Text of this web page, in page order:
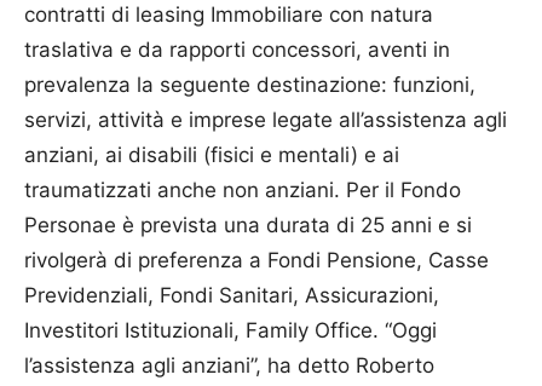
contratti di leasing Immobiliare con natura
traslativa e da rapporti concessori, aventi in
prevalenza la seguente destinazione: funzioni,
servizi, attività e imprese legate all’assistenza agli
anziani, ai disabili (fisici e mentali) e ai
traumatizzati anche non anziani. Per il Fondo
Personae è prevista una durata di 25 anni e si
rivolgerà di preferenza a Fondi Pensione, Casse
Previdenziali, Fondi Sanitari, Assicurazioni,
Investitori Istituzionali, Family Office. “Oggi
l’assistenza agli anziani”, ha detto Roberto